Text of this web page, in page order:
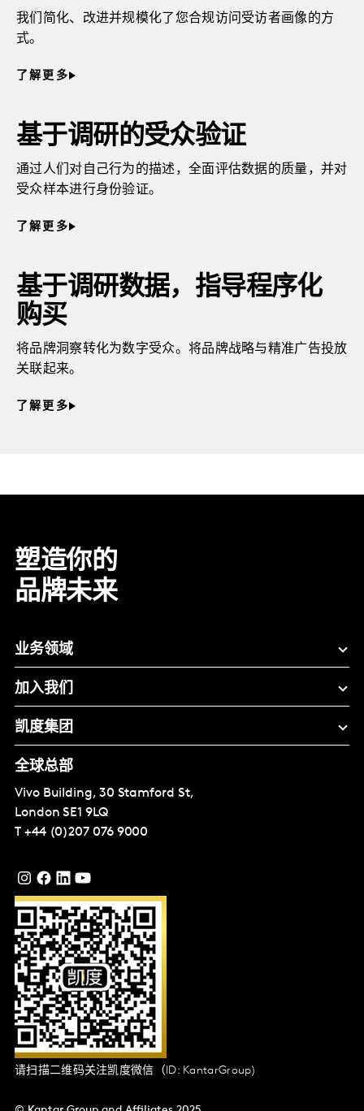
我们简化、改进并规模化了您合规访问受访者画像的方
式。
了解更多
基于调研的受众验证
通过人们对自己行为的描述，全面评估数据的质量，并对
受众样本进行身份验证。
了解更多
基于调研数据，指导程序化
购买
将品牌洞察转化为数字受众。将品牌战略与精准广告投放
关联起来。
了解更多
塑造你的
品牌未来
业务领域
加入我们
凯度集团
全球总部
Vivo Building, 30 Stamford St,
London SE1 9LQ
T +44 (0)207 076 9000
请扫描二维码关注凯度微信（ID: KantarGroup)